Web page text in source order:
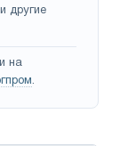
другие
на
.